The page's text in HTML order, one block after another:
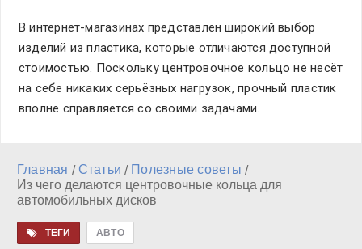
В интернет-магазинах представлен широкий выбор
изделий из пластика, которые отличаются доступной
стоимостью. Поскольку центровочное кольцо не несёт
на себе никаких серьёзных нагрузок, прочный пластик
вполне справляется со своими задачами.
Главная / Статьи / Полезные советы /
Из чего делаются центровочные кольца для
автомобильных дисков
ТЕГИ АВТО